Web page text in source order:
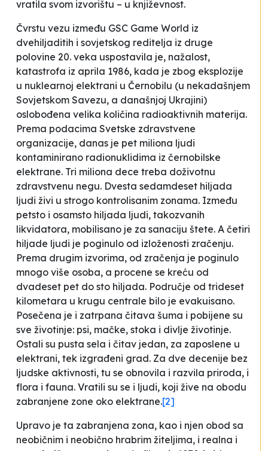
vratila svom izvorištu – u književnost.
Čvrstu vezu između GSC Game World iz
dvehiljaditih i sovjetskog reditelja iz druge
polovine 20. veka uspostavila je, nažalost,
katastrofa iz aprila 1986, kada je zbog eksplozije
u nuklearnoj elektrani u Černobilu (u nekadašnjem
Sovjetskom Savezu, a današnjoj Ukrajini)
oslobođena velika količina radioaktivnih materija.
Prema podacima Svetske zdravstvene
organizacije, danas je pet miliona ljudi
kontaminirano radionuklidima iz černobilske
elektrane. Tri miliona dece treba doživotnu
zdravstvenu negu. Dvesta sedamdeset hiljada
ljudi živi u strogo kontrolisanim zonama. Između
petsto i osamsto hiljada ljudi, takozvanih
likvidatora, mobilisano je za sanaciju štete. A četiri
hiljade ljudi je poginulo od izloženosti zračenju.
Prema drugim izvorima, od zračenja je poginulo
mnogo više osoba, a procene se kreću od
dvadeset pet do sto hiljada. Područje od trideset
kilometara u krugu centrale bilo je evakuisano.
Posečena je i zatrpana čitava šuma i pobijene su
sve životinje: psi, mačke, stoka i divlje životinje.
Ostali su pusta sela i čitav jedan, za zaposlene u
elektrani, tek izgrađeni grad. Za dve decenije bez
ljudske aktivnosti, tu se obnovila i razvila priroda, i
flora i fauna. Vratili su se i ljudi, koji žive na obodu
zabranjene zone oko elektrane.[2]
Upravo je ta zabranjena zona, kao i njen obod sa
neobičnim i neobično hrabrim žiteljima, i realna i